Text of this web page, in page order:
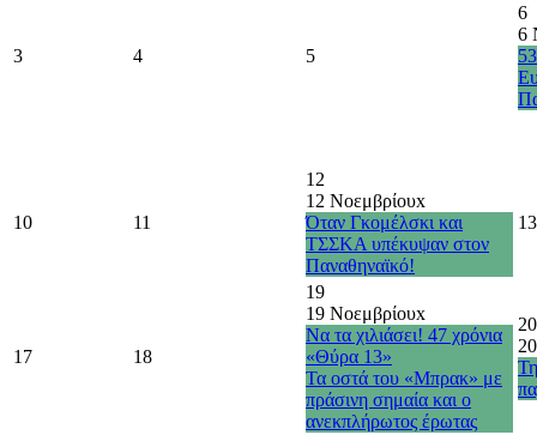
3 4 5
6
6
10 11
12
12 Νοεμβρίουx
Όταν Γκομέλσκι και
ΤΣΣΚΑ υπέκυψαν στον
Παναθηναϊκό!
13
17 18
19
19 Νοεμβρίουx
Να τα χιλιάσει! 47 χρόνια
«Θύρα 13»
Τα οστά του «Μπρακ» με
πράσινη σημαία και ο
ανεκπλήρωτος έρωτας
20